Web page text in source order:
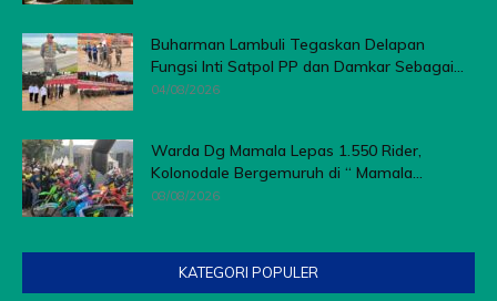
Buharman Lambuli Tegaskan Delapan
Fungsi Inti Satpol PP dan Damkar Sebagai...
04/08/2026
Warda Dg Mamala Lepas 1.550 Rider,
Kolonodale Bergemuruh di “ Mamala...
08/08/2026
KATEGORI POPULER